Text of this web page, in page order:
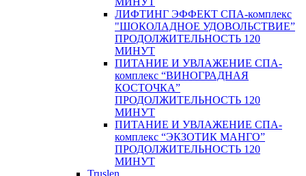
ЛИФТИНГ ЭФФЕКТ СПА-комплекс
"ШОКОЛАДНОЕ УДОВОЛЬСТВИЕ”
ПРОДОЛЖИТЕЛЬНОСТЬ 120
МИНУТ
ПИТАНИЕ И УВЛАЖЕНИЕ СПА-
комплекс “ВИНОГРАДНАЯ
КОСТОЧКА”
ПРОДОЛЖИТЕЛЬНОСТЬ 120
МИНУТ
ПИТАНИЕ И УВЛАЖЕНИЕ СПА-
комплекс “ЭКЗОТИК МАНГО”
ПРОДОЛЖИТЕЛЬНОСТЬ 120
МИНУТ
Truslen